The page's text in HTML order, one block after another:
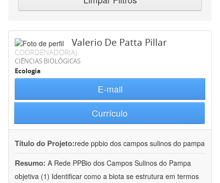
Valerio De Patta Pillar
COORDENADOR(A)
CIÊNCIAS BIOLÓGICAS
Ecologia
E-mail
Currículo
Título do Projeto:rede ppbio dos campos sulinos do pampa
Resumo: A Rede PPBio dos Campos Sulinos do Pampa
objetiva (1) Identificar como a biota se estrutura em termos